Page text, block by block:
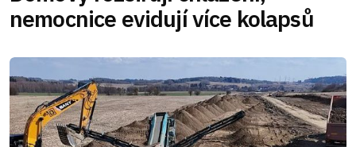
nemocnice evidují více kolapsů